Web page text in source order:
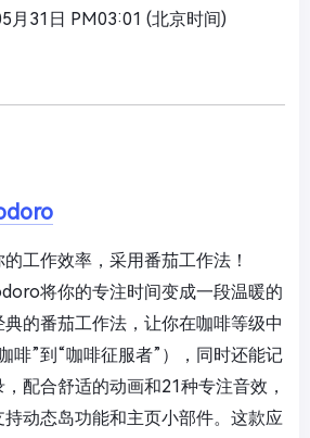
月31日 PM03:01 (北京时间)
工作效率，采用番茄工作法！
将你的专注时间变成一段温暖的
的番茄工作法，让你在咖啡等级中
啡”到“咖啡征服者”），同时还能记
配合舒适的动画和21种专注音效，
动态岛功能和主页小部件。这款应